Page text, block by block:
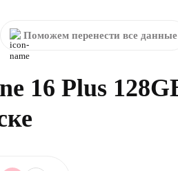
Поможем перенести все данные
16 Plus